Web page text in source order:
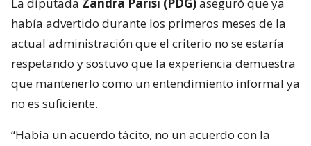
había advertido durante los primeros meses de la
actual administración que el criterio no se estaría
respetando y sostuvo que la experiencia demuestra
que mantenerlo como un entendimiento informal ya
no es suficiente.
“Había un acuerdo tácito, no un acuerdo con la